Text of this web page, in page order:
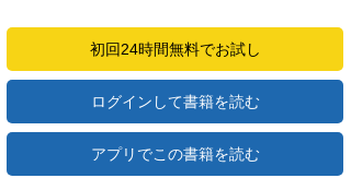
初回24時間無料でお試し
ログインして書籍を読む
アプリでこの書籍を読む